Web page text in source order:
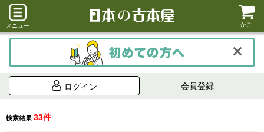
メニュー かご
ログイン 会員登録
検索結果 33件